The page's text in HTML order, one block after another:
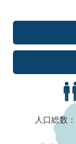
人口総数：